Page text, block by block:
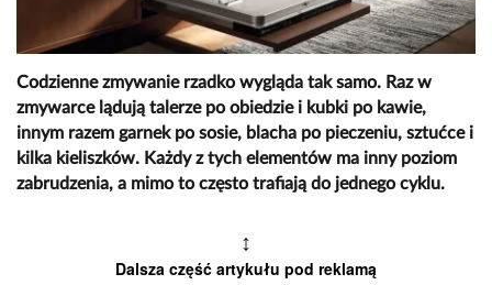
Codzienne zmywanie rzadko wygląda tak samo. Raz w
zmywarce lądują talerze po obiedzie i kubki po kawie,
innym razem garnek po sosie, blacha po pieczeniu, sztućce i
kilka kieliszków. Każdy z tych elementów ma inny poziom
zabrudzenia, a mimo to często trafiają do jednego cyklu.
↕
Dalsza część artykułu pod reklamą